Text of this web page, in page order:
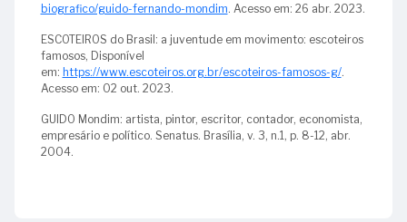
biografico/guido-fernando-mondim. Acesso em: 26 abr. 2023.
ESCOTEIROS do Brasil: a juventude em movimento: escoteiros
famosos, Disponível
em: https://www.escoteiros.org.br/escoteiros-famosos-g/.
Acesso em: 02 out. 2023.
GUIDO Mondim: artista, pintor, escritor, contador, economista,
empresário e político. Senatus. Brasília, v. 3, n.1, p. 8-12, abr.
2004.